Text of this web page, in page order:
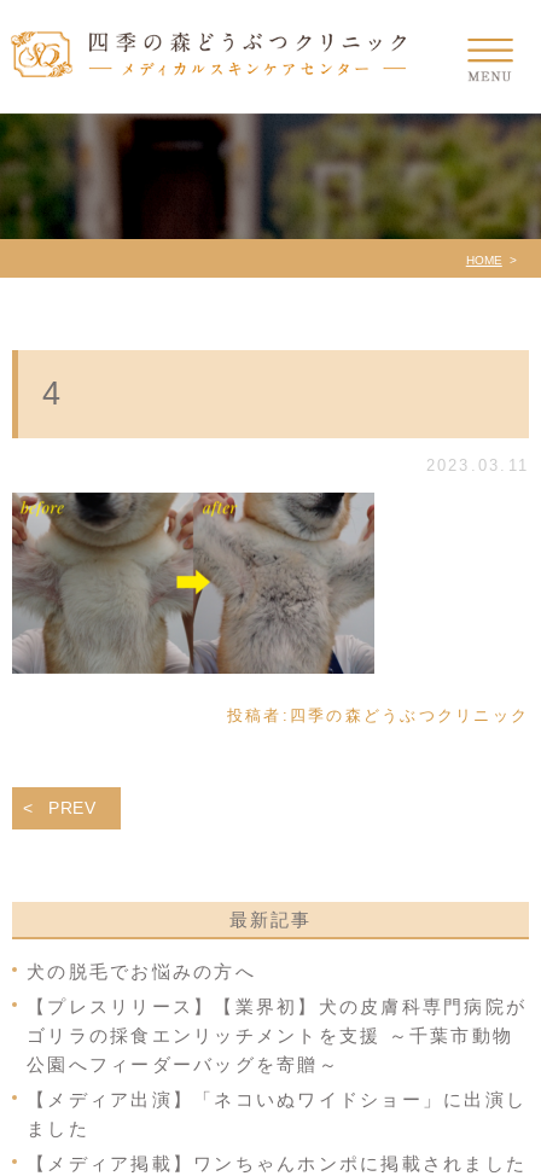
HOME
4
2023.03.11
投稿者: 四季の森どうぶつクリニック
PREV
最新記事
犬の脱毛でお悩みの方へ
【プレスリリース】【業界初】犬の皮膚科専門病院が
ゴリラの採食エンリッチメントを支援 ～千葉市動物
公園へフィーダーバッグを寄贈～
【メディア出演】「ネコいぬワイドショー」に出演し
ました
【メディア掲載】ワンちゃんホンポに掲載されました